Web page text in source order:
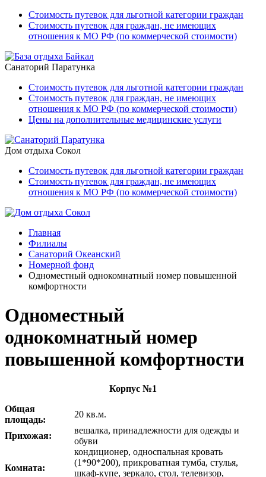
Стоимость путевок для льготной категории граждан
Стоимость путевок для граждан, не имеющих
отношения к МО РФ (по коммерческой стоимости)
Санаторий Паратунка
Стоимость путевок для льготной категории граждан
Стоимость путевок для граждан, не имеющих
отношения к МО РФ (по коммерческой стоимости)
Цены на дополнительные медицинские услуги
Дом отдыха Сокол
Стоимость путевок для льготной категории граждан
Стоимость путевок для граждан, не имеющих
отношения к МО РФ (по коммерческой стоимости)
Главная
Филиалы
Санаторий Океанский
Номерной фонд
Одноместный однокомнатный номер повышенной
комфортности
Одноместный
однокомнатный номер
повышенной комфортности
Корпус №1
Общая
площадь:
20 кв.м.
Прихожая:
вешалка, принадлежности для одежды и
обуви
Комната:
кондиционер, односпальная кровать
(1*90*200), прикроватная тумба, стулья,
шкаф-купе, зеркало, стол, телевизор,